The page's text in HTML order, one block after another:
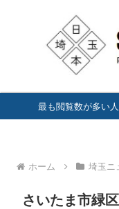
最も閲覧数が多い
ホーム 埼玉ニ
さいたま市緑